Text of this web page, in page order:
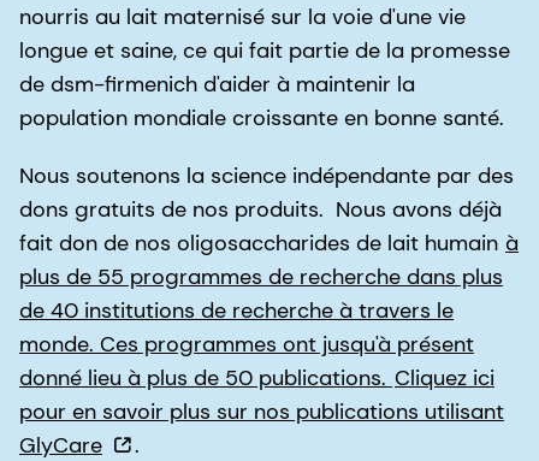
nourris au lait maternisé sur la voie d'une vie
longue et saine, ce qui fait partie de la promesse
de dsm-firmenich d'aider à maintenir la
population mondiale croissante en bonne santé.
Nous soutenons la science indépendante par des
dons gratuits de nos produits. Nous avons déjà
fait don de nos oligosaccharides de lait humain à
plus de 55 programmes de recherche dans plus
de 40 institutions de recherche à travers le
monde. Ces programmes ont jusqu'à présent
donné lieu à plus de 50 publications. Cliquez ici
pour en savoir plus sur nos publications utilisant
GlyCare
.